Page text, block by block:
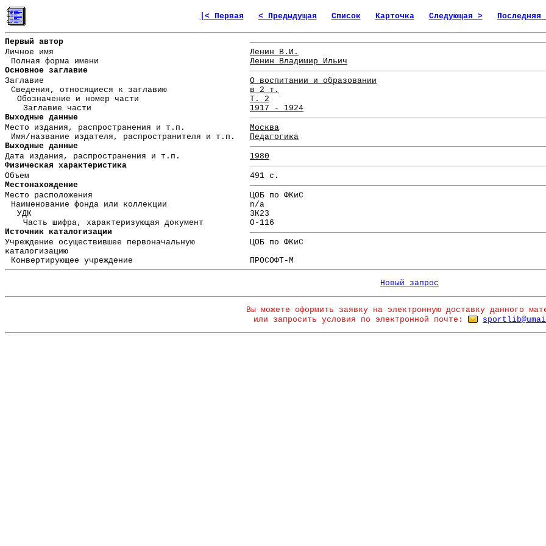
|< Первая < Предыдущая Список Карточка Следующая > Последняя
Первый автор
Личное имя
Ленин В.И.
Полная форма имени
Ленин Владимир Ильич
Основное заглавие
Заглавие
О воспитании и образовании
Сведения, относящиеся к заглавию
в 2 т.
Обозначение и номер части
Т. 2
Заглавие части
1917 - 1924
Выходные данные
Место издания, распространения и т.п.
Москва
Имя/название издателя, распространителя и т.п.
Педагогика
Выходные данные
Дата издания, распространения и т.п.
1980
Физическая характеристика
Объем
491 с.
Местонахождение
Место расположения
ЦОБ по ФКиС
Наименование фонда или коллекции
n/a
УДК
3К23
Часть шифра, характеризующая документ
О-116
Источник каталогизации
Учреждение осуществившее первоначальную
каталогизацию
ЦОБ по ФКиС
Конвертирующее учреждение
ПРОСОФТ-М
Новый запрос
Вы можете оформить заявку на электронную доставку данного
или запросить условия по электронной почте: